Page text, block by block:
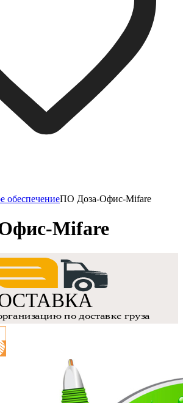
обеспечениеПО Доза-Офис-Mifare
Mifare